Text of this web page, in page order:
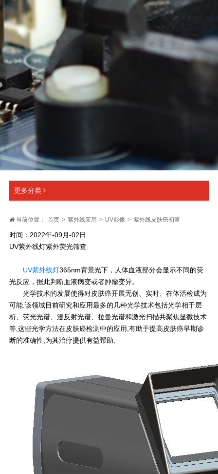
更多分类
当前位置： 首页 > 紫外线应用 > UV影像 > 紫外线皮肤癌初查
时间：2022年-09月-02日
UV紫外线灯紫外荧光筛查
UV紫外线灯365nm背景光下，人体血液部分会显示不同的荧
光反应，据此判断血液病变或者肿瘤变异。
光学技术的发展使得对皮肤癌开展无创、实时、在体活检成为
可能.该领域目前研究和应用最多的几种光学技术包括光学相干层
析、荧光光谱、漫反射光谱、拉曼光谱和激光扫描共聚焦显微技术
等,这些光学方法在皮肤癌检测中的应用,有助于提高皮肤癌早期诊
断的准确性,为其治疗提供有益帮助.